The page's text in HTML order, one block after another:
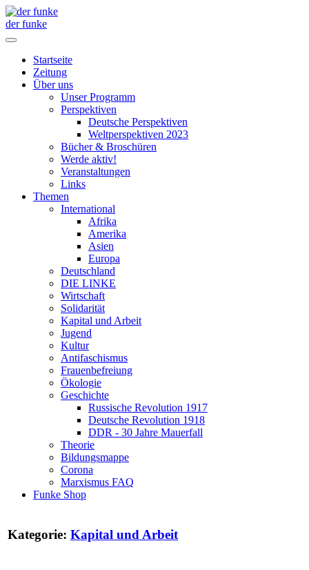
der funke
Startseite
Zeitung
Über uns
Unser Programm
Perspektiven
Deutsche Perspektiven
Weltperspektiven 2023
Bücher & Broschüren
Werde aktiv!
Veranstaltungen
Links
Themen
International
Afrika
Amerika
Asien
Europa
Deutschland
DIE LINKE
Wirtschaft
Solidarität
Kapital und Arbeit
Jugend
Kultur
Antifaschismus
Frauenbefreiung
Ökologie
Geschichte
Russische Revolution 1917
Deutsche Revolution 1918
DDR - 30 Jahre Mauerfall
Theorie
Bildungsmappe
Corona
Marxismus FAQ
Funke Shop
Kategorie: Kapital und Arbeit